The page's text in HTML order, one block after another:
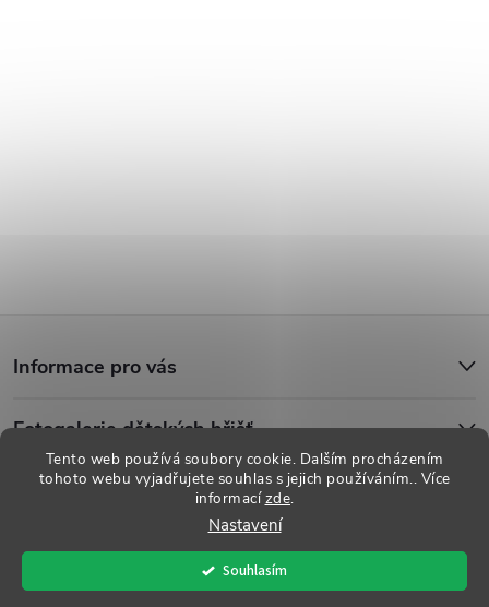
Tento web používá soubory cookie. Dalším procházením
tohoto webu vyjadřujete souhlas s jejich používáním.. Více
informacízde.
Nastavení
Souhlasím
p
Informace pro vás
Fotogalerie dětských hřišť
Vytvořil Shoptet
Dětská hřiště . Všechna práva vyhrazena.
nastavení cookies